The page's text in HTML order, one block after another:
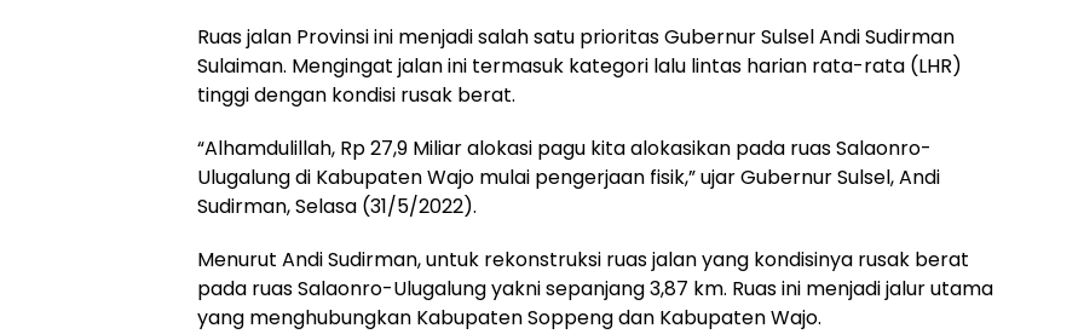
Ruas jalan Provinsi ini menjadi salah satu prioritas Gubernur Sulsel Andi Sudirman
Sulaiman. Mengingat jalan ini termasuk kategori lalu lintas harian rata-rata (LHR)
tinggi dengan kondisi rusak berat.
“Alhamdulillah, Rp 27,9 Miliar alokasi pagu kita alokasikan pada ruas Salaonro-
Ulugalung di Kabupaten Wajo mulai pengerjaan fisik,” ujar Gubernur Sulsel, Andi
Sudirman, Selasa (31/5/2022).
Menurut Andi Sudirman, untuk rekonstruksi ruas jalan yang kondisinya rusak berat
pada ruas Salaonro-Ulugalung yakni sepanjang 3,87 km. Ruas ini menjadi jalur utama
yang menghubungkan Kabupaten Soppeng dan Kabupaten Wajo.